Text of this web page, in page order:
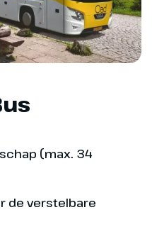
van Chemnitz
Wrocław voor een
Wrocław is een
bekend om het
met het
(max. 34
de verstelbare